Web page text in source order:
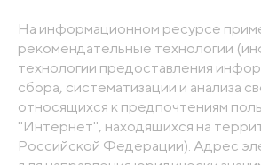
На информационном ресурсе
рекомендательные технологии
технологии предоставления
сбора, систематизации и анализа
относящихся к предпочтениям
"Интернет", находящихся на
Российской Федерации). Адрес